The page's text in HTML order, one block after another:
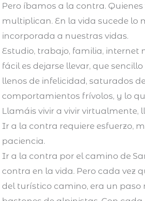
Pero íbamos a la contra.
multiplican. En la vida sucede lo
incorporada a nuestras vidas.
Estudio, trabajo, familia, internet
fácil es dejarse llevar, que
llenos de infelicidad, saturados
comportamientos frívolos, y lo
Llamáis vivir a vivir virtualmente,
Ir a la contra requiere esfuerzo,
paciencia.
Ir a la contra por el camino de
contra en la vida. Pero cada vez
del turístico camino, era un